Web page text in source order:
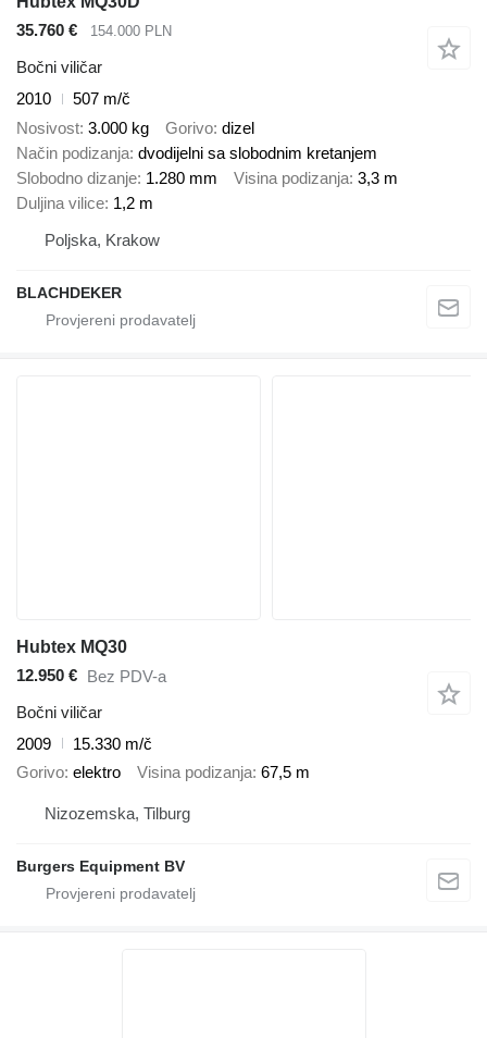
35.760 €
154.000 PLN
Bočni viličar
2010
507 m/č
Nosivost 3.000 kg Gorivo dizel
Način podizanja dvodijelni sa slobodnim kretanjem
Slobodno dizanje 1.280 mm Visina podizanja 3,3 m
Duljina vilice 1,2 m
Poljska, Krakow
BLACHDEKER
Hubtex MQ30
12.950 € Bez PDV-a
Bočni viličar
2009
15.330 m/č
Gorivo elektro Visina podizanja 67,5 m
Nizozemska, Tilburg
Burgers Equipment BV